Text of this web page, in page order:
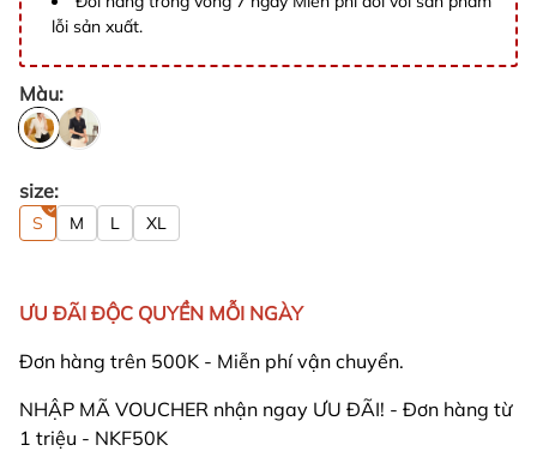
lỗi sản xuất.
Màu:
size:
S M L XL
ƯU ĐÃI ĐỘC QUYỀN MỖI NGÀY
Đơn hàng trên 500K - Miễn phí vận chuyển.
NHẬP MÃ VOUCHER nhận ngay ƯU ĐÃI! - Đơn hàng từ
1 triệu - NKF50K